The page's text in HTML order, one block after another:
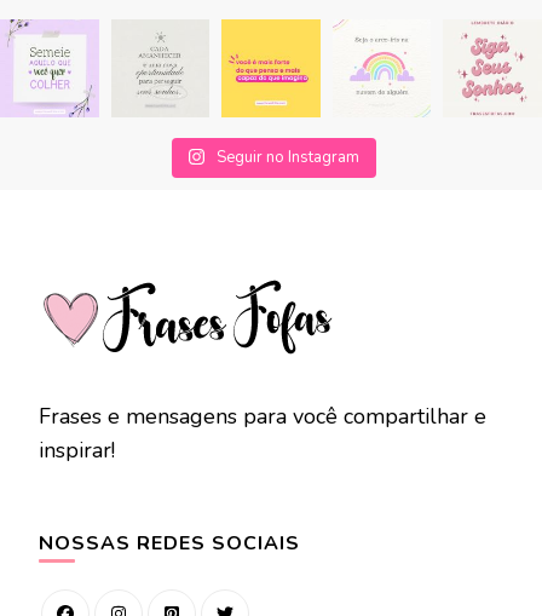
Seguir no Instagram
Frases e mensagens para você compartilhar e
inspirar!
NOSSAS REDES SOCIAIS